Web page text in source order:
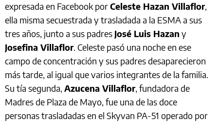
expresada en Facebook porCeleste Hazan Villaflor,
ella misma secuestrada y trasladada a la ESMA a sus
tres años, junto a sus padres José Luis Hazan y
Josefina Villaflor. Celeste pasó una noche en ese
campo de concentración y sus padres desaparecieron
más tarde, al igual que varios integrantes de la familia.
Su tía segunda, Azucena Villaflor, fundadora de
Madres de Plaza de Mayo, fue una de las doce
personas trasladadas en el Skyvan PA-51 operado por